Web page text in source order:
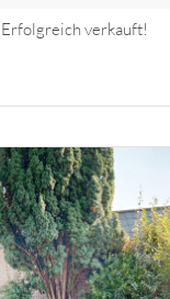
Erfolgreich verkauft!